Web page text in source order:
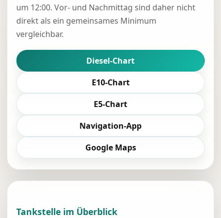
um 12:00. Vor- und Nachmittag sind daher nicht
direkt als ein gemeinsames Minimum
vergleichbar.
Diesel-Chart
E10-Chart
E5-Chart
Navigation-App
Google Maps
Tankstelle im Überblick